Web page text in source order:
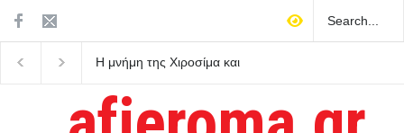
Η μνήμη της Χιροσίμα και
αυταπάτες